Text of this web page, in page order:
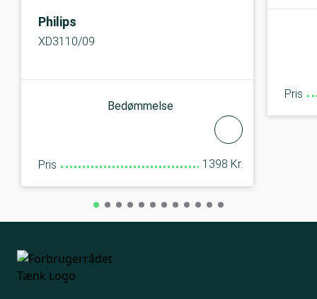
Philips
XD3110/09
Bedømmelse
Pris 1398 Kr.
Pris